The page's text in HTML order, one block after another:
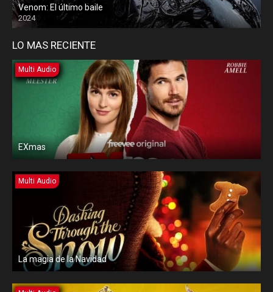
Venom: El último baile
2024
LO MAS RECIENTE
Multi Audio
EXmas
Multi Audio
La magia de la Navidad